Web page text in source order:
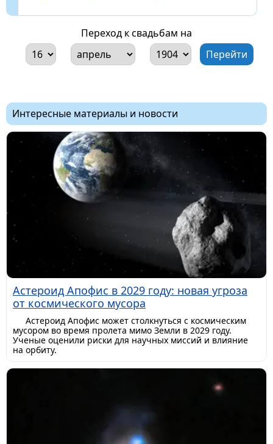
Переход к свадьбам на
Интересные материалы и новости
Астероид Апофис в 2029 году: новая угроза
от космического мусора
Астероид Апофис может столкнуться с космическим
мусором во время пролета мимо Земли в 2029 году.
Ученые оценили риски для научных миссий и влияние
на орбиту.